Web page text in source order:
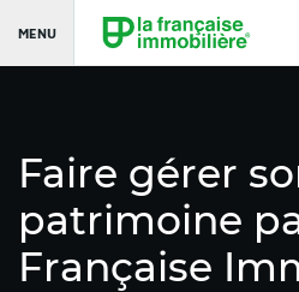
MENU
Faire gérer
patrimoine
Française